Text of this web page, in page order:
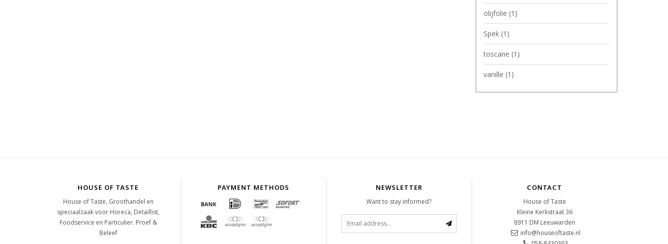
olijfolie (1)
Spek (1)
toscane (1)
vanille (1)
HOUSE OF TASTE
House of Taste, Groothandel en
speciaalzaak voor Horeca, Detaillist,
Foodservice en Particulier. Proef &
Beleef
PAYMENT METHODS NEWSLETTER
Want to stay informed?
CONTACT
House of Taste
Kleine Kerkstraat 36
8911 DM Leeuwarden
info@houseoftaste.nl